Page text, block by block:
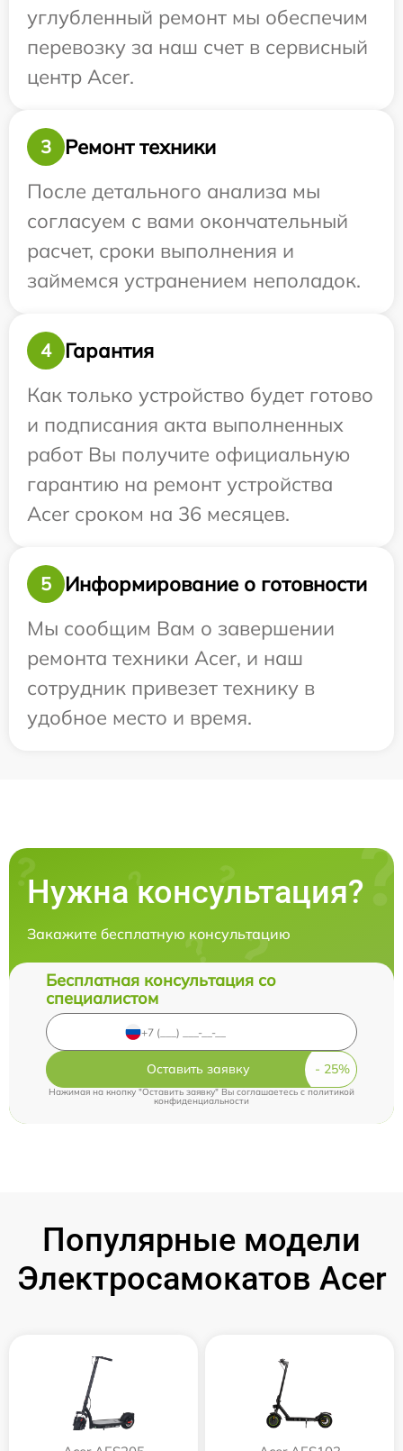
углубленный ремонт мы обеспечим
перевозку за наш счет в сервисный
центр Acer.
3
Ремонт техники
После детального анализа мы
согласуем с вами окончательный
расчет, сроки выполнения и
займемся устранением неполадок.
4
Гарантия
Как только устройство будет готово
и подписания акта выполненных
работ Вы получите официальную
гарантию на ремонт устройства
Acer сроком на 36 месяцев.
5
Информирование о готовности
Мы сообщим Вам о завершении
ремонта техники Acer, и наш
сотрудник привезет технику в
удобное место и время.
Нужна консультация?
Закажите бесплатную консультацию
Бесплатная консультация со
специалистом
Оставить заявку
Нажимая на кнопку "Оставить заявку" Вы соглашаетесь cполитикой
конфиденциальности
Популярные модели
Электросамокатов Acer